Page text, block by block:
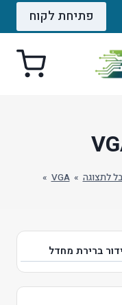
פתיחת לקוח
לתצוגה »
VGA
»